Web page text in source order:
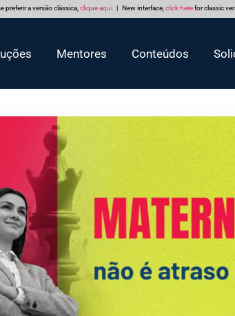
preferir a versão clássica, clique aqui | New interface, click herefor classic
Mentores Conteúdos